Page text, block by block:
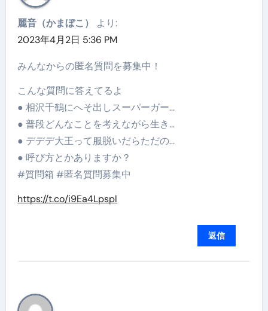
麗音（かまぼこ）
より:
2023年4月2日 5:36 PM
みんなからの匿名質問を募集中！
こんな質問に答えてるよ
● 相沢千鶴にへそ出しスーパーガー…
● 普段どんなことを考えながら生き…
● デデデ大王って服脱いだらただの…
● 呼び方とかありますか？
#質問箱 #匿名質問募集中
https://t.co/i9Ea4Lpspl
返信